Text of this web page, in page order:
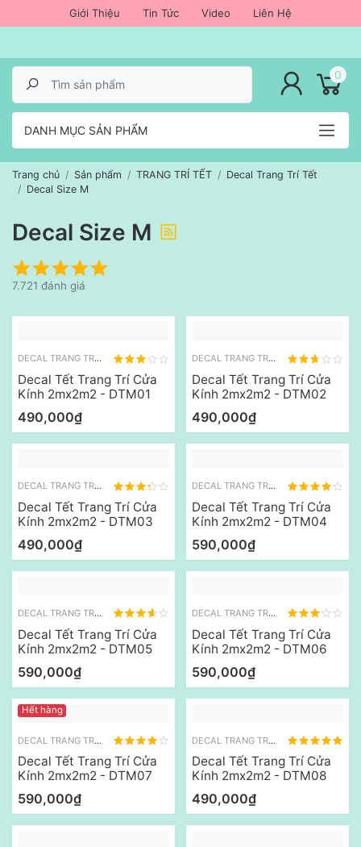
Giới Thiệu Tin Tức Video Liên Hệ
DANH MỤC SẢN PHẨM
0
Trang chủ Sản phẩm TRANG TRÍ TẾT
Decal Trang Trí Tết
Decal Size M
Decal Size M
7.721 đánh giá
DECAL TRANG TRÍ TẾT
Decal Tết Trang Trí Cửa
Kính 2mx2m2 - DTM01
490,000₫
DECAL TRANG TRÍ TẾT
Decal Tết Trang Trí Cửa
Kính 2mx2m2 - DTM02
490,000₫
DECAL TRANG TRÍ TẾT
Decal Tết Trang Trí Cửa
Kính 2mx2m2 - DTM03
490,000₫
DECAL TRANG TRÍ TẾT
Decal Tết Trang Trí Cửa
Kính 2mx2m2 - DTM04
590,000₫
DECAL TRANG TRÍ TẾT
Decal Tết Trang Trí Cửa
Kính 2mx2m2 - DTM05
590,000₫
DECAL TRANG TRÍ TẾT
Decal Tết Trang Trí Cửa
Kính 2mx2m2 - DTM06
590,000₫
Hết hàng
DECAL TRANG TRÍ TẾT
Decal Tết Trang Trí Cửa
Kính 2mx2m2 - DTM07
590,000₫
DECAL TRANG TRÍ TẾT
Decal Tết Trang Trí Cửa
Kính 2mx2m2 - DTM08
490,000₫